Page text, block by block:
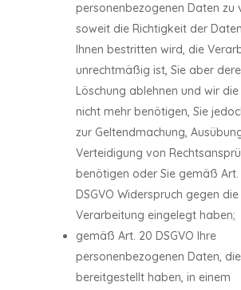
personenbezogenen Daten zu
soweit die Richtigkeit der
Ihnen bestritten wird, die
unrechtmäßig ist, Sie aber
Löschung ablehnen und wir
nicht mehr benötigen, Sie
zur Geltendmachung,
Verteidigung von
benötigen oder Sie gemäß Art.
DSGVO Widerspruch gegen die
Verarbeitung eingelegt haben;
gemäß Art. 20 DSGVO Ihre
personenbezogenen Daten,
bereitgestellt haben, in einem